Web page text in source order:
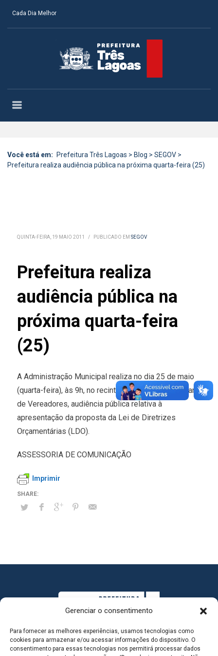
Gerenciar o consentimento
Para fornecer as melhores experiências, usamos tecnologias como
cookies para armazenar e/ou acessar informações do dispositivo. O
consentimento para essas tecnologias nos permitirá processar dados
Cada Dia Melhor
Você está em: Prefeitura Três Lagoas > Blog > SEGOV >
Prefeitura realiza audiência pública na próxima quarta-feira (25)
QUINTA-FEIRA, 19 MAIO 2011 / PUBLICADO EM SEGOV
Prefeitura realiza
audiência pública na
próxima quarta-feira
(25)
A Administração Municipal realiza no dia 25 de maio
(quarta-feira), às 9h, no recinto do Plenário da Câmara
de Vereadores, audiência pública relativa à
apresentação da proposta da Lei de Diretrizes
Orçamentárias (LDO).
ASSESSORIA DE COMUNICAÇÃO
Imprimir